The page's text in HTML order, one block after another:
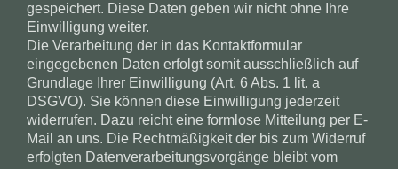
gespeichert. Diese Daten geben wir nicht ohne Ihre
Einwilligung weiter.
Die Verarbeitung der in das Kontaktformular
eingegebenen Daten erfolgt somit ausschließlich auf
Grundlage Ihrer Einwilligung (Art. 6 Abs. 1 lit. a
DSGVO). Sie können diese Einwilligung jederzeit
widerrufen. Dazu reicht eine formlose Mitteilung per E-
Mail an uns. Die Rechtmäßigkeit der bis zum Widerruf
erfolgten Datenverarbeitungsvorgänge bleibt vom